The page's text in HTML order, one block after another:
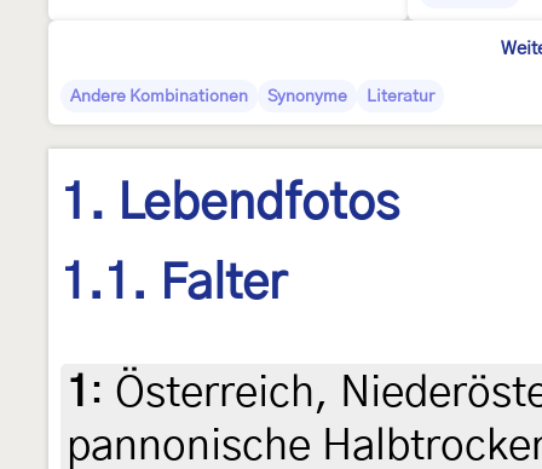
Andere Kombinationen Synonyme Literatur
1. Lebendfotos
1.1. Falter
1 : Österreich,
pannonische